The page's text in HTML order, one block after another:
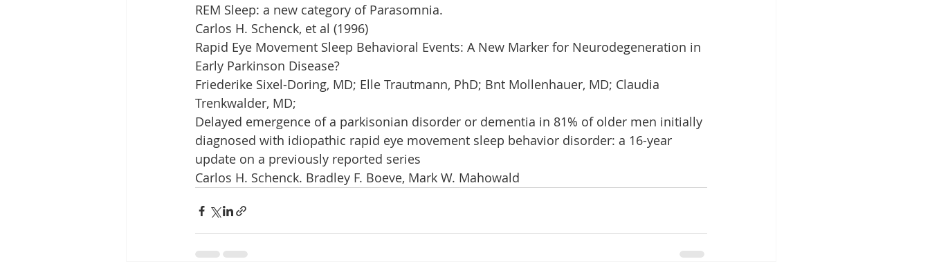
REM Sleep: a new category of Parasomnia.
Carlos H. Schenck, et al (1996)
Rapid Eye Movement Sleep Behavioral Events: A New Marker for Neurodegeneration in
Early Parkinson Disease?
Friederike Sixel-Doring, MD; Elle Trautmann, PhD; Bnt Mollenhauer, MD; Claudia
Trenkwalder, MD;
Delayed emergence of a parkisonian disorder or dementia in 81% of older men initially
diagnosed with idiopathic rapid eye movement sleep behavior disorder: a 16-year
update on a previously reported series
Carlos H. Schenck. Bradley F. Boeve, Mark W. Mahowald